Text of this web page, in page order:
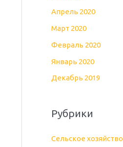
Апрель 2020
Март 2020
Февраль 2020
Январь 2020
Декабрь 2019
Рубрики
Cельское хозяйство